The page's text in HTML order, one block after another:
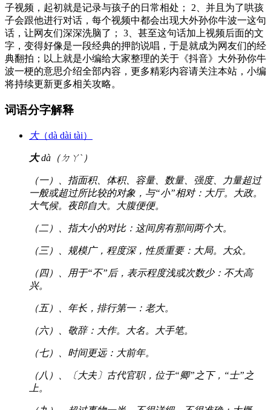
子视频，起初就是记录与孩子的日常相处； 2、并且为了哄孩
子会跟他进行对话，每个视频中都会出现大外孙你牛波一这句
话，让网友们深深洗脑了； 3、甚至这句话加上视频后面的文
字，变得好像是一段经典的押韵说唱，于是就成为网友们的经
典翻拍；以上就是小编给大家整理的关于《抖音》大外孙你牛
波一梗的意思介绍全部内容，更多精彩内容请关注本站，小编
将持续更新更多相关攻略。
词语分字解释
大（dà dài tài）
大dà（ㄉㄚˋ）
（一）、指面积、体积、容量、数量、强度、力量超过
一般或超过所比较的对象，与“小”相对：大厅。大政。
大气候。夜郎自大。大腹便便。
（二）、指大小的对比：这间房有那间两个大。
（三）、规模广，程度深，性质重要：大局。大众。
（四）、用于“不”后，表示程度浅或次数少：不大高
兴。
（五）、年长，排行第一：老大。
（六）、敬辞：大作。大名。大手笔。
（七）、时间更远：大前年。
（八）、〔大夫〕古代官职，位于“卿”之下，“士”之
上。